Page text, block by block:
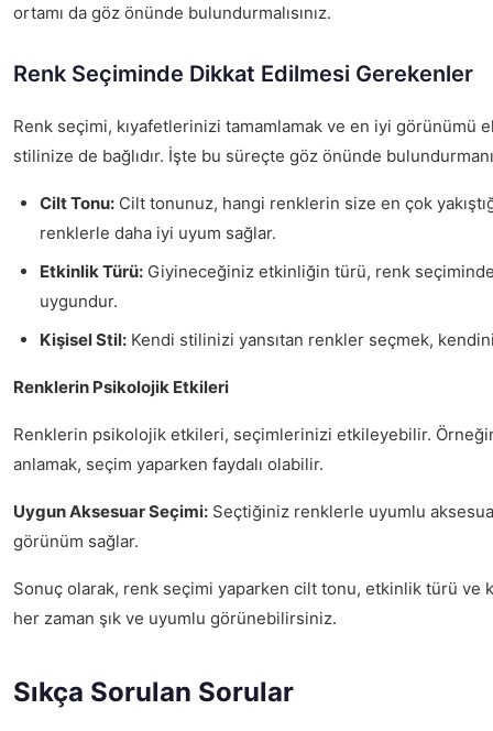
ortamı da göz önünde bulundurmalısınız.
Renk Seçiminde Dikkat Edilmesi Gerekenler
Renk seçimi, kıyafetlerinizi tamamlamak ve en iyi görünümü
stilinize de bağlıdır. İşte bu süreçte göz önünde
Cilt Tonu: Cilt tonunuz, hangi renklerin size en çok
renklerle daha iyi uyum sağlar.
Etkinlik Türü: Giyineceğiniz etkinliğin türü, renk
uygundur.
Kişisel Stil: Kendi stilinizi yansıtan renkler seçmek,
Renklerin Psikolojik Etkileri
Renklerin psikolojik etkileri, seçimlerinizi etkileyebilir.
anlamak, seçim yaparken faydalı olabilir.
Uygun Aksesuar Seçimi: Seçtiğiniz renklerle uyumlu
görünüm sağlar.
Sonuç olarak, renk seçimi yaparken cilt tonu, etkinlik türü ve
her zaman şık ve uyumlu görünebilirsiniz.
Sıkça Sorulan Sorular